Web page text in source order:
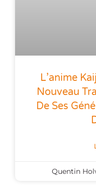
L’anime
Nouveau
De Ses
Quentin